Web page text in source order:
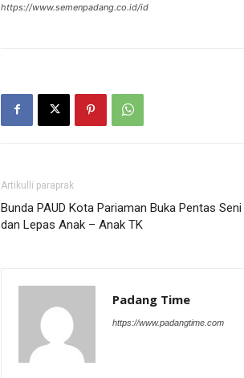
https://www.semenpadang.co.id/id
Artikulli paraprak
Bunda PAUD Kota Pariaman Buka Pentas Seni
dan Lepas Anak – Anak TK
Padang Time
https://www.padangtime.com